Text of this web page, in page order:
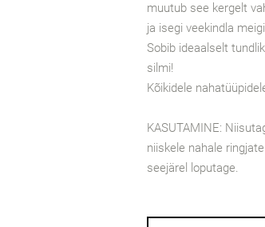
muutub see kergelt
ja isegi veekindla
Sobib ideaalselt
silmi!
Kõikidele
KASUTAMINE:
niiskele nahale
seejärel loputage.